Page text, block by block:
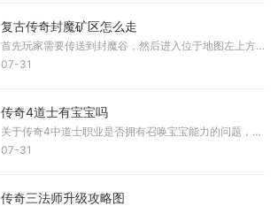
复古传奇封魔矿区怎么走
首先玩家需要传送到封魔谷，然后进入位于地图左上方向的封魔矿区。封魔矿区是通往封魔殿的必经起始点，这个区域包含多个相连的地图，需要按照特定顺序通过。从封魔矿区出发，
07-31
传奇4道士有宝宝吗
关于传奇4中道士职业是否拥有召唤宝宝能力的问题，根据实际游戏设定来看，道士在传奇4中并未延续传统设定中的召唤能力。与早期版本相比，道士职业的核心技能发生了显著调整，其
07-31
传奇三法师升级攻略图